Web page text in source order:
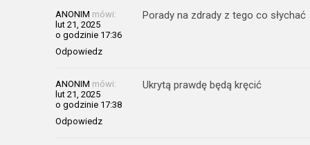
ANONIM mówi:
lut 21, 2025
o godzinie 17:36
Odpowiedz
Porady na zdrady z tego co słychać
ANONIM mówi:
lut 21, 2025
o godzinie 17:38
Odpowiedz
Ukrytą prawdę będą kręcić